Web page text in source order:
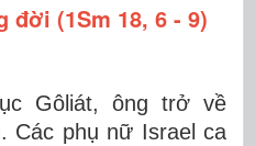
đời (1Sm 18, 6 - 9)
Gôliát, ông trở về
Các phụ nữ Israel ca